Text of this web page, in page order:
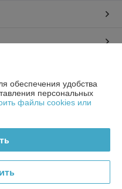
обеспечения удобства
персональных
файлы cookies или